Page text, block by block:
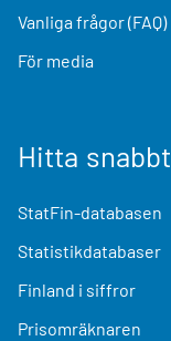
Vanliga frågor (FAQ)
För media
Hitta snabbt
StatFin-databasen
Statistikdatabaser
Finland i siffror
Prisomräknaren